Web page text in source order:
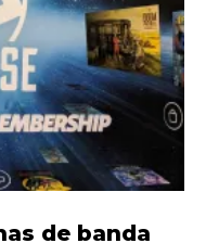
de banda